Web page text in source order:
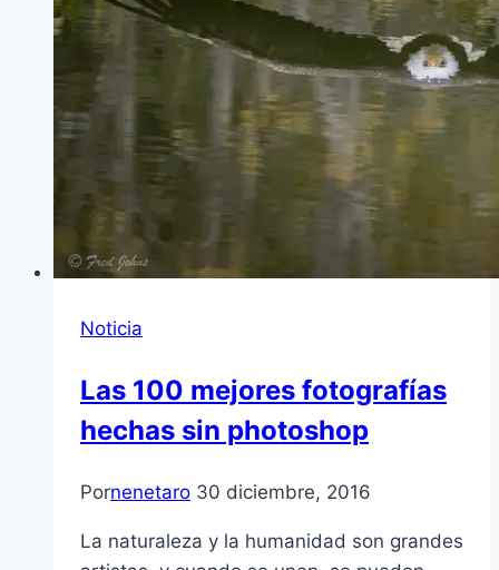
Noticia
Las 100 mejores fotografías
hechas sin photoshop
Pornenetaro 30 diciembre, 2016
La naturaleza y la humanidad son grandes